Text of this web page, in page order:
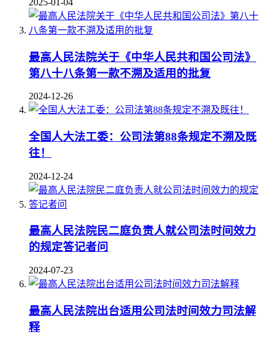
最高人民法院关于《中华人民共和国公司法》
第八十八条第一款不溯及适用的批复
2024-12-26
全国人大法工委：公司法第88条规定不溯及既
往！
2024-12-24
最高人民法院民二庭负责人就公司法时间效力
的规定答记者问
2024-07-23
最高人民法院出台适用公司法时间效力司法解
释